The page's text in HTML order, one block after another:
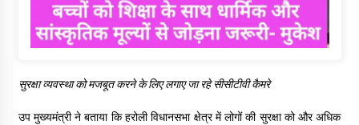
सुरक्षा व्यवस्था को मजबूत करने के लिए लगाए जा रहे सीसीटीवी कैमरे
उप मुख्यमंत्री ने बताया कि हरोली विधानसभा क्षेत्र में लोगों की सुरक्षा को और अधिक